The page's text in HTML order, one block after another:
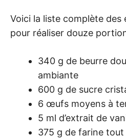
Voici la liste complète des
pour réaliser douze
340 g de beurre
ambiante
600 g de sucre
6 œufs moyens à
5 ml d’extrait de
375 g de farine tout